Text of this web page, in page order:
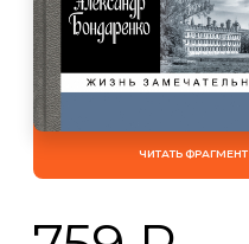
ЧИТАТЬ ФРАГМЕНТ